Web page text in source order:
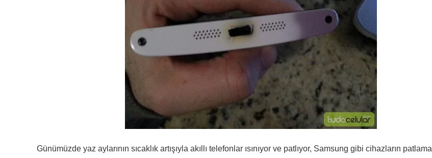
Günümüzde yaz aylarının sıcaklık artışıyla akıllı telefonlar ısınıyor ve patlıyor, Samsung gibi cihazların patlama